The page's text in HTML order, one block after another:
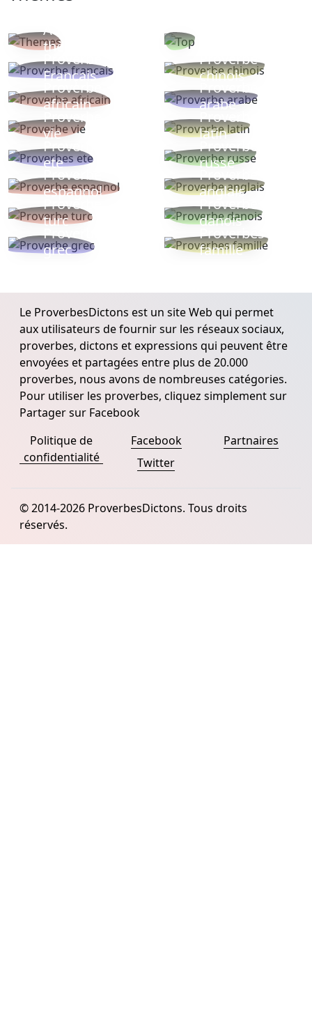
Autres
thèmes
Proverbe
Français
Proverbe
chinois
Proverbe
africain
Proverbe
arabe
Proverbe
vie
Proverbe
latin
Proverbes
ete
Proverbe
russe
Proverbe
espagnol
Proverbe
anglais
Proverbe
turc
Proverbe
danois
Proverbe
grec
Proverbes
famille
Le ProverbesDictons est un site Web qui permet
aux utilisateurs de fournir sur les réseaux sociaux,
proverbes, dictons et expressions qui peuvent être
envoyées et partagées entre plus de 20.000
proverbes, nous avons de nombreuses catégories.
Pour utiliser les proverbes, cliquez simplement sur
Partager sur Facebook
Politique de
confidentialité
Facebook
Twitter
Partnaires
© 2014-2026 ProverbesDictons. Tous droits
réservés.